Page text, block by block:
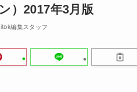
）2017年3月版
編集スタッフ